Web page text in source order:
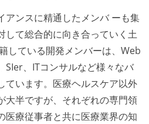
やチケット負担など、会社とし
ンスへの参加を支援する制度が
のスペックの PC やディスプレ
以上のオフィスチェアが支給さ
アンスに精通したメンバ ーも集
して総合的に向き合っていく土
している開発メンバーは、Web
SIer、ITコンサルなど様々なバ
ています。医療ヘルスケア以外
大半ですが、それぞれの専門領
医療従事者と共に医療業界の知